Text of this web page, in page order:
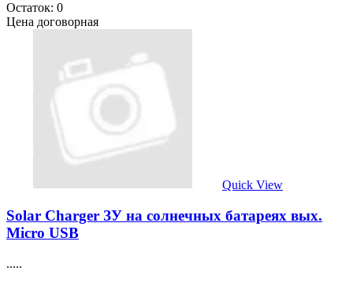
Остаток: 0
Цена договорная
Quick View
Solar Charger ЗУ на солнечных батареях вых.
Micro USB
.....